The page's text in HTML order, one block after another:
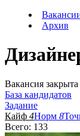
Архив
Вакансия
База кандидатов
Задание
Кайф 4Норм 8
Всего: 133